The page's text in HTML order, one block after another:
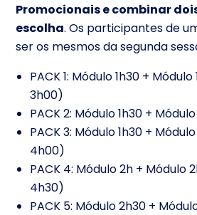
Promocionais e combinar
escolha. Os participantes de
ser os mesmos da segunda
PACK 1: Módulo 1h30 +
3h00)
PACK 2: Módulo 1h30 +
PACK 3: Módulo 1h30 +
4h00)
PACK 4: Módulo 2h + Módulo
4h30)
PACK 5: Módulo 2h30 +